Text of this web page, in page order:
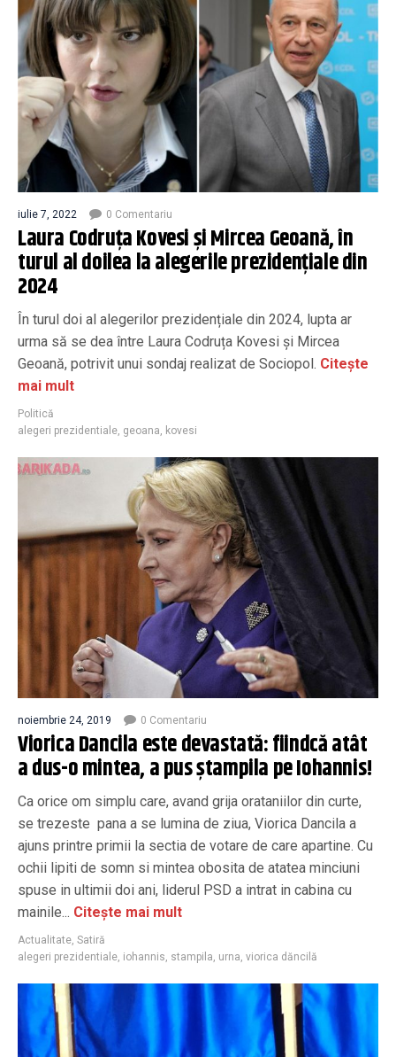
iulie 7, 2022 0 Comentariu
Laura Codruța Kovesi și Mircea Geoană, în
turul al doilea la alegerile prezidențiale din
2024
În turul doi al alegerilor prezidențiale din 2024, lupta ar
urma să se dea între Laura Codruța Kovesi și Mircea
Geoană, potrivit unui sondaj realizat de Sociopol. Citește
mai mult
Politică
alegeri prezidentiale geoana kovesi
noiembrie 24, 2019 0 Comentariu
Viorica Dancila este devastată: fiindcă atât
a dus-o mintea, a pus ștampila pe Iohannis!
Ca orice om simplu care, avand grija orataniilor din curte,
se trezeste pana a se lumina de ziua, Viorica Dancila a
ajuns printre primii la sectia de votare de care apartine. Cu
ochii lipiti de somn si mintea obosita de atatea minciuni
spuse in ultimii doi ani, liderul PSD a intrat in cabina cu
mainile... Citește mai mult
Actualitate Satiră
alegeri prezidentiale iohannis stampila urna viorica dăncilă